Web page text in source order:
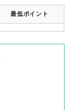
最低ポイント